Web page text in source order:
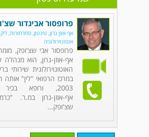
פרופסור אביגדור
אף אוזן גרון, טינטון, סחרחורות,
אוטונוירולוגיה
פרופסור אבי שצ'ופק,
אף-אוזן-גרון, הוא
האוטונוירולוגית שירותי
במרכז הרפואי "לין"
2003, ורופא
אף-אוזן-גרון במ.ר.
שצ'ופק...